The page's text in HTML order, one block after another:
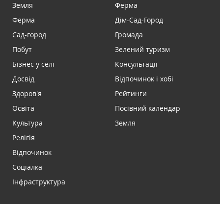
Земля
Ферма
Сад-город
Побут
Бізнес у селі
Досвід
Здоров'я
Освіта
Культура
Релігія
Відпочинок
Соціалка
Інфраструктура
Ферма
Дім-Сад-Город
Громада
Зелений туризм
Консультації
Відпочинок і хобі
Рейтинги
Посівний календар
Земля